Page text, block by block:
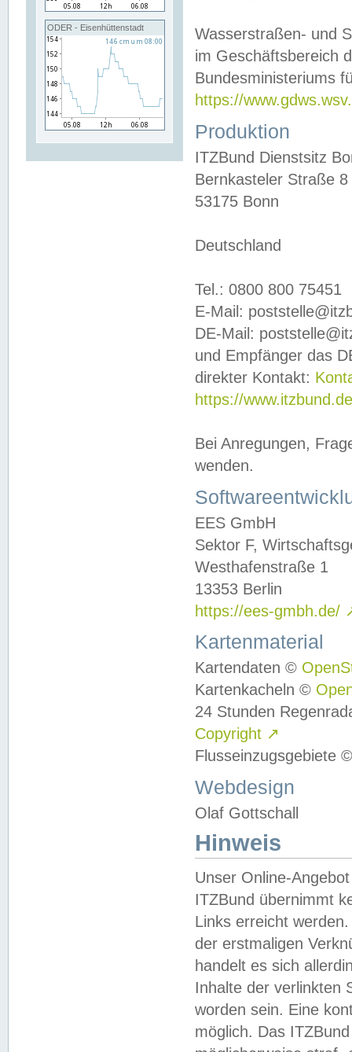
ODER - Eisenhüttenstadt
Wasserstraßen- und
im Geschäftsbereich
Bundesministeriums
https://
Produktion
ITZBund Dienstsitz
Bernkasteler Straße 8
53175 Bonn
Deutschland
Tel.: 0800 800 75451
E-Mail:
DE-Mail:
und Empfänger das
direkter Kontakt:
https://
Bei Anregungen,
wenden.
EES GmbH
Sektor F,
Westhafenstraße 1
13353 Berlin
https://ees-gmbh.de/
Kartenmaterial
Kartendaten ©
Kartenkacheln ©
24 Stunden
Copyright ↗
Flusseinzugsgebiete
Webdesign
Olaf Gottschall
Hinweis
Unser Online-
ITZBund übernimmt
Links erreicht
der erstmaligen
handelt es sich
Inhalte der verlinkten
worden sein. Eine
möglich. Das